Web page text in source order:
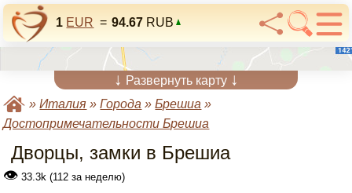
1 EUR = 94.67 RUB
↓ Развернуть карту ↓
»Италия »Города »Брешиа »
Достопримечательности Брешиа
Дворцы, замки в Брешиа
👁 33.3k (112 за неделю)